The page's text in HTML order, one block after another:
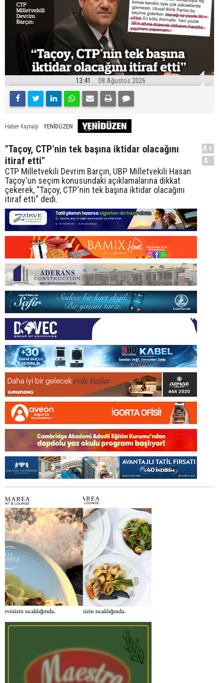
13:41 08 Ağustos 2026
Haber Kaynağı YENİDÜZEN
"Taçoy, CTP'nin tek başına iktidar olacağını
itiraf etti"
CTP Milletvekili Devrim Barçın, UBP Milletvekili Hasan
Taçoy'un seçim konusundaki açıklamalarına dikkat
çekerek, "Taçoy, CTP'nin tek başına iktidar olacağını
itiraf etti" dedi.
A+
A-